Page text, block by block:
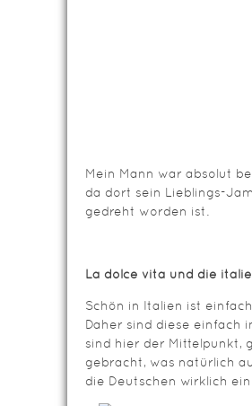
Mein Mann war absolut
da dort sein Lieblings-
gedreht worden ist.
La dolce vita und die
Schön in Italien ist
Daher sind diese einfach
sind hier der Mittelpunkt,
gebracht, was natürlich
die Deutschen wirklich